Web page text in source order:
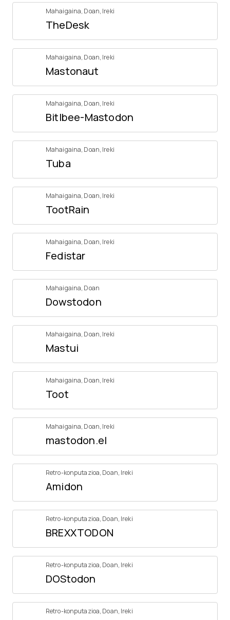
Mahaigaina, Doan, Ireki
TheDesk
Mahaigaina, Doan, Ireki
Mastonaut
Mahaigaina, Doan, Ireki
Bitlbee-Mastodon
Mahaigaina, Doan, Ireki
Tuba
Mahaigaina, Doan, Ireki
TootRain
Mahaigaina, Doan, Ireki
Fedistar
Mahaigaina, Doan
Dowstodon
Mahaigaina, Doan, Ireki
Mastui
Mahaigaina, Doan, Ireki
Toot
Mahaigaina, Doan, Ireki
mastodon.el
Retro-konputazioa, Doan, Ireki
Amidon
Retro-konputazioa, Doan, Ireki
BREXXTODON
Retro-konputazioa, Doan, Ireki
DOStodon
Retro-konputazioa, Doan, Ireki